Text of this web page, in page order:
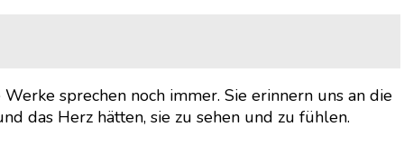
sprechen noch immer. Sie erinnern uns an die
das Herz hätten, sie zu sehen und zu fühlen.